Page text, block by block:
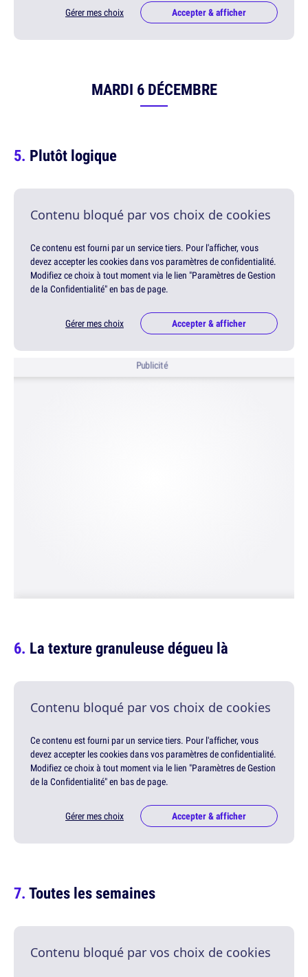
Gérer mes choix Accepter & afficher
MARDI 6 DÉCEMBRE
Plutôt logique
Contenu bloqué par vos choix de cookies
Ce contenu est fourni par un service tiers. Pour l'afficher, vous
devez accepter les cookies dans vos paramètres de confidentialité.
Modifiez ce choix à tout moment via le lien "Paramètres de Gestion
de la Confidentialité" en bas de page.
Gérer mes choix Accepter & afficher
Publicité
La texture granuleuse dégueu là
Contenu bloqué par vos choix de cookies
Ce contenu est fourni par un service tiers. Pour l'afficher, vous
devez accepter les cookies dans vos paramètres de confidentialité.
Modifiez ce choix à tout moment via le lien "Paramètres de Gestion
de la Confidentialité" en bas de page.
Gérer mes choix Accepter & afficher
Toutes les semaines
Contenu bloqué par vos choix de cookies